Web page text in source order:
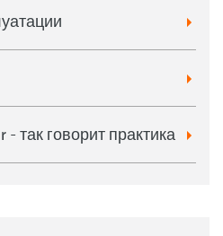
- так говорит практика